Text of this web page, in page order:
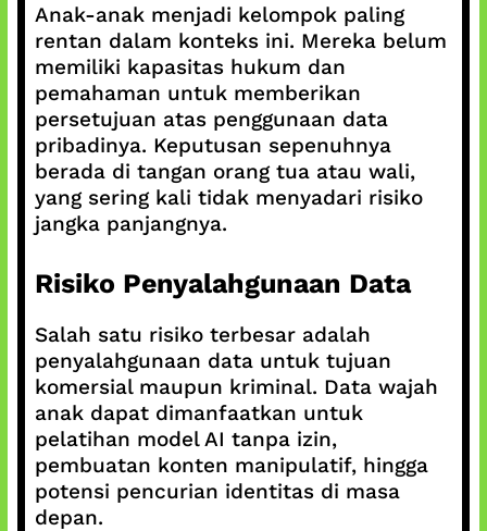
Anak-anak menjadi kelompok paling
rentan dalam konteks ini. Mereka belum
memiliki kapasitas hukum dan
pemahaman untuk memberikan
persetujuan atas penggunaan data
pribadinya. Keputusan sepenuhnya
berada di tangan orang tua atau wali,
yang sering kali tidak menyadari risiko
jangka panjangnya.
Risiko Penyalahgunaan Data
Salah satu risiko terbesar adalah
penyalahgunaan data untuk tujuan
komersial maupun kriminal. Data wajah
anak dapat dimanfaatkan untuk
pelatihan model AI tanpa izin,
pembuatan konten manipulatif, hingga
potensi pencurian identitas di masa
depan.